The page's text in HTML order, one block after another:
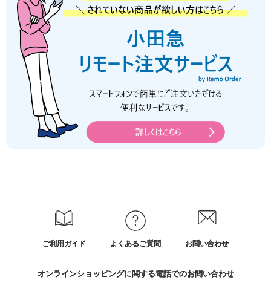
ご利用ガイド よくあるご質問 お問い合わせ
オンラインショッピングに関する電話でのお問い合わせ